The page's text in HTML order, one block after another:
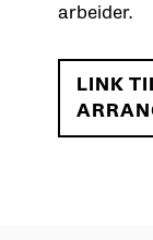
arbeider.
LINK